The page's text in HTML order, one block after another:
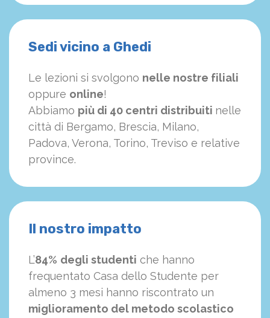
Sedi vicino a Ghedi
Le lezioni si svolgono nelle nostre filiali
oppure online!
Abbiamo più di 40 centri distribuiti nelle
città di Bergamo, Brescia, Milano,
Padova, Verona, Torino, Treviso e relative
province.
Il nostro impatto
L’84% degli studenti che hanno
frequentato Casa dello Studente per
almeno 3 mesi hanno riscontrato un
miglioramento del metodo scolastico